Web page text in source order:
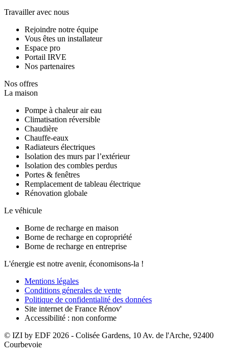
Travailler avec nous
Rejoindre notre équipe
Vous êtes un installateur
Espace pro
Portail IRVE
Nos partenaires
Nos offres
La maison
Pompe à chaleur air eau
Climatisation réversible
Chaudière
Chauffe-eaux
Radiateurs électriques
Isolation des murs par l’extérieur
Isolation des combles perdus
Portes & fenêtres
Remplacement de tableau électrique
Rénovation globale
Le véhicule
Borne de recharge en maison
Borne de recharge en copropriété
Borne de recharge en entreprise
L'énergie est notre avenir, économisons-la !
Mentions légales
Conditions génerales de vente
Politique de confidentialité des données
Site internet de France Rénov'
Accessibilité : non conforme
© IZI by EDF 2026 - Colisée Gardens, 10 Av. de l'Arche, 92400
Courbevoie